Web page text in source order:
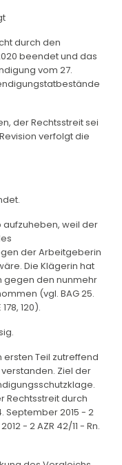
durch den
beendet und das
vom 27.
der Rechtsstreit sei
verfolgt die
aufzuheben, weil der
der Arbeitgeberin
Die Klägerin hat
gegen den nunmehr
(vgl. BAG 25.
120).
ersten Teil zutreffend
Ziel der
Rechtsstreit durch
September 2015 - 2
2012 - 2 AZR 42/11 - Rn.